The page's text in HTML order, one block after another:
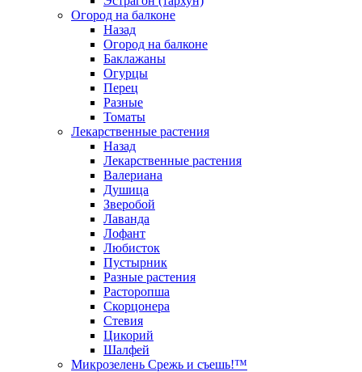
Огород на балконе
Назад
Огород на балконе
Баклажаны
Огурцы
Перец
Разные
Томаты
Лекарственные растения
Назад
Лекарственные растения
Валериана
Душица
Зверобой
Лаванда
Лофант
Любисток
Пустырник
Разные растения
Расторопша
Скорцонера
Стевия
Цикорий
Шалфей
Микрозелень Срежь и съешь!™